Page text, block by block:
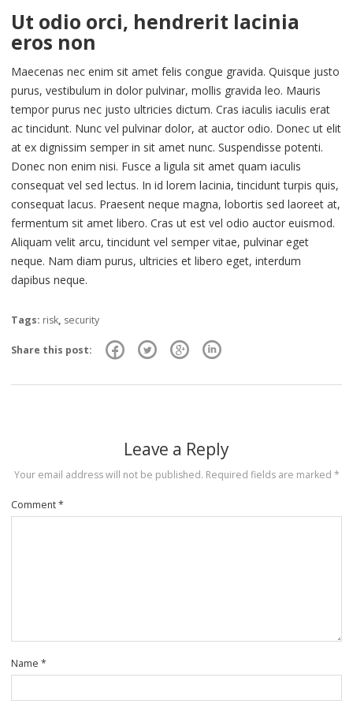
Ut odio orci, hendrerit lacinia
eros non
Maecenas nec enim sit amet felis congue gravida. Quisque justo
purus, vestibulum in dolor pulvinar, mollis gravida leo. Mauris
tempor purus nec justo ultricies dictum. Cras iaculis iaculis erat
ac tincidunt. Nunc vel pulvinar dolor, at auctor odio. Donec ut elit
at ex dignissim semper in sit amet nunc. Suspendisse potenti.
Donec non enim nisi. Fusce a ligula sit amet quam iaculis
consequat vel sed lectus. In id lorem lacinia, tincidunt turpis quis,
consequat lacus. Praesent neque magna, lobortis sed laoreet at,
fermentum sit amet libero. Cras ut est vel odio auctor euismod.
Aliquam velit arcu, tincidunt vel semper vitae, pulvinar eget
neque. Nam diam purus, ultricies et libero eget, interdum
dapibus neque.
Tags: risk, security
Share this post:
Leave a Reply
Your email address will not be published. Required fields are marked *
Comment*
Name *